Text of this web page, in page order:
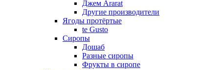
Джем Ararat
Другие производители
Ягоды протёртые
te Gusto
Сиропы
Дошаб
Разные сиропы
Фрукты в сиропе